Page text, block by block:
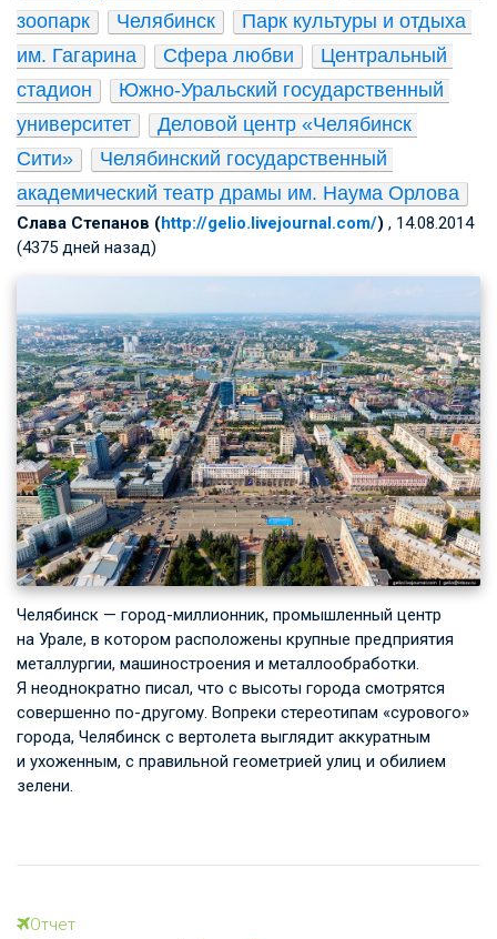
зоопарк
Челябинск
Парк культуры и отдыха
им. Гагарина
Сфера любви
Центральный
стадион
Южно-Уральский государственный
университет
Деловой центр «Челябинск
Сити»
Челябинский государственный
академический театр драмы им. Наума Орлова
Слава Степанов (http://gelio.livejournal.com/) , 14.08.2014
(4375 дней назад)
Челябинск — город-миллионник, промышленный центр
на Урале, в котором расположены крупные предприятия
металлургии, машиностроения и металлообработки.
Я неоднократно писал, что с высоты города смотрятся
совершенно по-другому. Вопреки стереотипам «сурового»
города, Челябинск с вертолета выглядит аккуратным
и ухоженным, с правильной геометрией улиц и обилием
зелени.
Отчет